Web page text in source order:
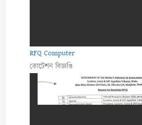
RFQ Computer
কোটেশন বিজ্ঞপ্তি